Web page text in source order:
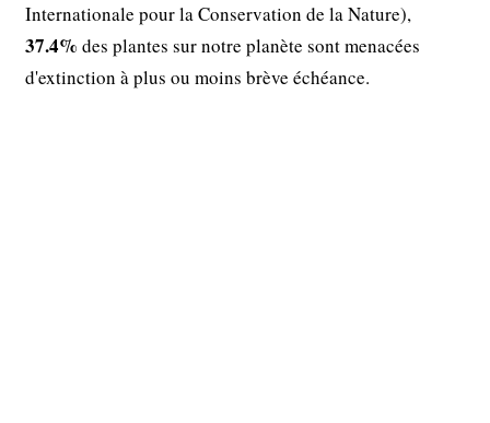
Internationale pour la Conservation de la Nature),
37.4% des plantes sur notre planète sont menacées
d'extinction à plus ou moins brève échéance.